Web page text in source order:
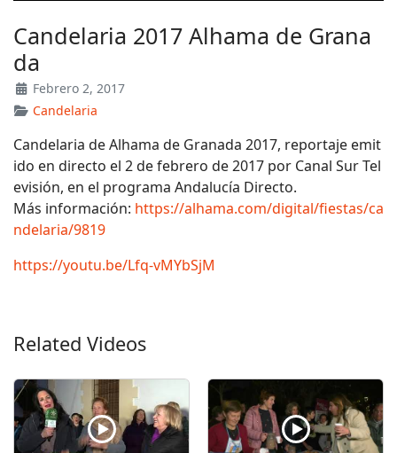
Candelaria 2017 Alhama de Grana
da
Febrero 2, 2017
Candelaria
Candelaria de Alhama de Granada 2017, reportaje emit
ido en directo el 2 de febrero de 2017 por Canal Sur Tel
evisión, en el programa Andalucía Directo.
Más información: https://alhama.com/digital/fiestas/ca
ndelaria/9819
https://youtu.be/Lfq-vMYbSjM
Related Videos